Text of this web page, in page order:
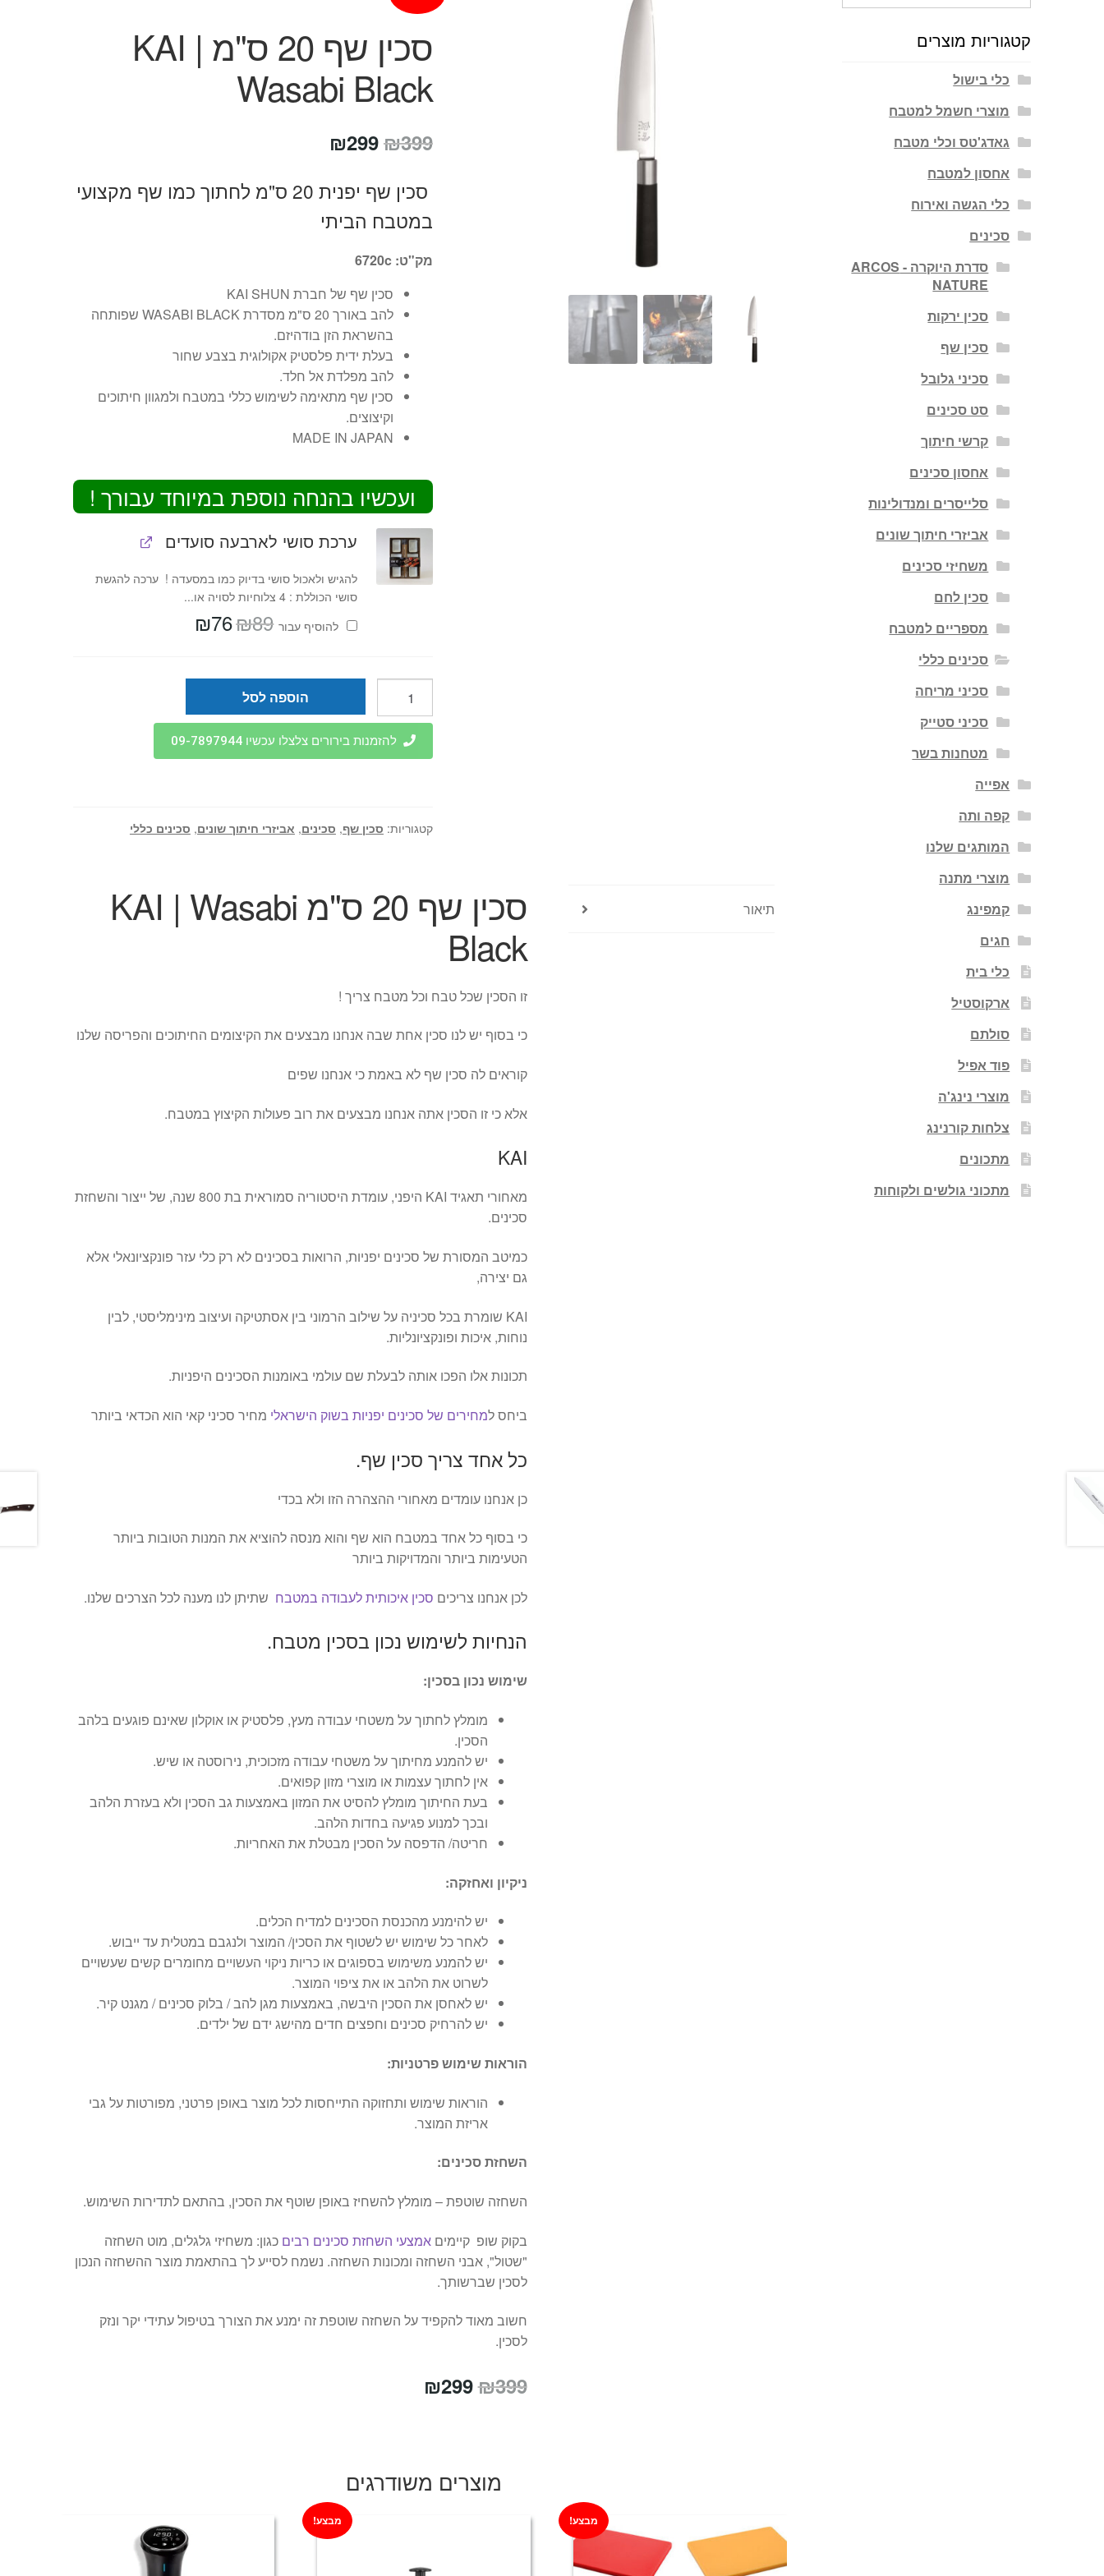
סכין שף 20 ס"מ KAI |
Wasabi Black
₪399
המחיר
היה:
₪399.
₪299
הוא:
₪299.
סכין שף יפנית 20 ס"מ לחתוך כמו שף מקצועי
במטבח הביתי
מק"ט: 6720c
סכין שף של חברת KAI SHUN
להב באורך 20 ס"מ מסדרת WASABI BLACK שפותחה
בהשראת הזן בודהיזם.
בעלת ידית פלסטיק אקולוגית בצבע שחור
להב מפלדת אל חלד.
סכין שף מתאימה לשימוש כללי במטבח ולמגוון חיתוכים
וקיצוצים.
MADE IN JAPAN
ועכשיו בהנחה נוספת במיוחד עבורך !
ערכת סושי לארבעה סועדים
להגיש ולאכול סושי בדיוק כמו במסעדה ! ערכה להגשת
סושי הכוללת : 4 צלוחיות לסויה או...
להוסיף⁦⁩ עבור
₪89 המחיר
המקורי
₪76
סכין
|
הוספה לסל
להזמנות בירורים צלצלו עכשיו 09-7897944
קטגוריות: סכין שף, סכינים, אביזרי חיתוך שונים, סכינים כללי
תיאור
סכין שף 20 ס"מ KAI | Wasabi
Black
זו הסכין שכל טבח וכל מטבח צריך !
כי בסוף יש לנו סכין אחת שבה אנחנו מבצעים את הקיצומים החיתוכים והפריסה שלנו
קוראים לה סכין שף לא באמת כי אנחנו שפים
אלא כי זו הסכין אתה אנחנו מבצעים את רוב פעולות הקיצוץ במטבח.
KAI
מאחורי תאגיד KAI היפני, עומדת היסטוריה סמוראית בת 800 שנה, של ייצור והשחזת
סכינים.
כמיטב המסורת של סכינים יפניות, הרואות בסכינים לא רק כלי עזר פונקציונאלי אלא
גם יצירה,
KAI שומרת בכל סכיניה על שילוב הרמוני בין אסתטיקה ועיצוב מינימליסטי, לבין
נוחות, איכות ופונקציונליות.
תכונות אלו הפכו אותה לבעלת שם עולמי באומנות הסכינים היפניות.
ביחס למחירים של סכינים יפניות בשוק הישראלי מחיר סכיני קאי הוא הכדאי ביותר
כל אחד צריך סכין שף.
כן אנחנו עומדים מאחורי ההצהרה הזו ולא בכדי
כי בסוף כל אחד במטבח הוא שף והוא מנסה להוציא את המנות הטובות ביותר
הטעימות ביותר והמדויקות ביותר
לכן אנחנו צריכים סכין איכותית לעבודה במטבח שתיתן לנו מענה לכל הצרכים שלנו.
הנחיות לשימוש נכון בסכין מטבח.
שימוש נכון בסכין:
מומלץ לחתוך על משטחי עבודה מעץ, פלסטיק או אוקלון שאינם פוגעים בלהב
הסכין.
יש להמנע מחיתוך על משטחי עבודה מזכוכית, נירוסטה או שיש.
אין לחתוך עצמות או מוצרי מזון קפואים.
בעת החיתוך מומלץ להסיט את המזון באמצעות גב הסכין ולא בעזרת הלהב
ובכך למנוע פגיעה בחדות הלהב.
חריטה/ הדפסה על הסכין מבטלת את האחריות.
ניקיון ואחזקה:
יש להימנע מהכנסת הסכינים למדיח הכלים.
לאחר כל שימוש יש לשטוף את הסכין/ המוצר ולנגבם במטלית עד ייבוש.
יש להמנע משימוש בספוגים או כריות ניקוי העשויים מחומרים קשים שעשויים
לשרוט את הלהב או את ציפוי המוצר.
יש לאחסן את הסכין היבשה, באמצעות מגן להב / בלוק סכינים / מגנט קיר.
יש להרחיק סכינים וחפצים חדים מהישג ידם של ילדים.
הוראות שימוש פרטניות:
הוראות שימוש ותחזוקה התייחסות לכל מוצר באופן פרטני, מפורטות על גבי
אריזת המוצר.
השחזת סכינים:
השחזה שוטפת – מומלץ להשחיז באופן שוטף את הסכין, בהתאם לתדירות השימוש.
בקוק שופ קיימיםאמצעי השחזת סכינים רבים כגון: משחיזי גלגלים, מוט השחזה
"שטול", אבני השחזה ומכונות השחזה. נשמח לסייע לך בהתאמת מוצר ההשחזה הנכון
לסכין שברשותך.
חשוב מאוד להקפיד על השחזה שוטפת זה ימנע את הצורך בטיפול עתידי יקר ונזק
לסכין.
₪399
המחיר
₪399.
₪299
₪299.
מוצרים משודרגים
מבצע! מבצע!
קטגוריות מוצרים
כלי בישול
מוצרי חשמל למטבח
גאדג'טס וכלי מטבח
אחסון למטבח
כלי הגשה ואירוח
סכינים
סדרת היוקרה - ARCOS
NATURE
סכין ירקות
סכין שף
סכיני גלובל
סט סכינים
קרשי חיתוך
אחסון סכינים
סלייסרים ומנדולינות
אביזרי חיתוך שונים
משחיזי סכינים
סכין לחם
מספריים למטבח
סכינים כללי
סכיני מריחה
סכיני סטייק
מטחנות בשר
אפייה
קפה ותה
המותגים שלנו
מוצרי מתנה
קמפינג
חגים
כלי בית
ארקוסטיל
סולתם
פוד אפיל
מוצרי נינג'ה
צלחות קורנינג
מתכונים
מתכוני גולשים ולקוחות